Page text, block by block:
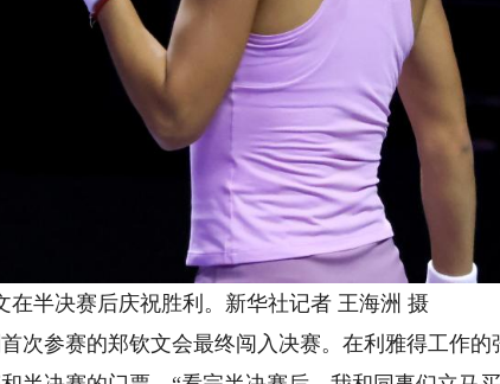
决赛后庆祝胜利。新华社记者 王海洲 摄
参赛的郑钦文会最终闯入决赛。在利雅得工作的